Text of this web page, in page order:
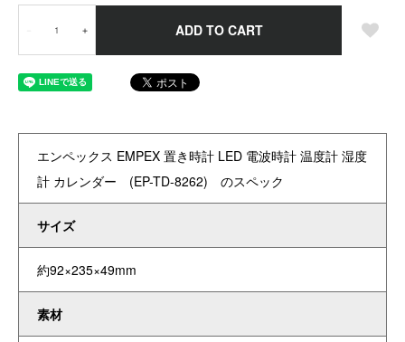
＋ ADD TO CART
エンペックス EMPEX 置き時計 LED 電波時計 温度計 湿度
計 カレンダー (EP-TD-8262) のスペック
サイズ
約92×235×49mm
素材